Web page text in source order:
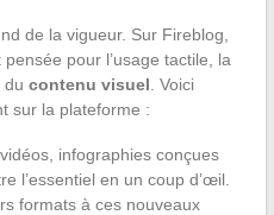
de la vigueur. Sur Fireblog,
pour l’usage tactile, la
du contenu visuel . Voici
sur la plateforme :
infographies conçues
l’essentiel en un coup d’œil.
formats à ces nouveaux